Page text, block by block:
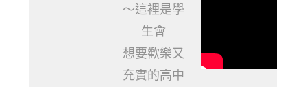
〜這裡是學
生會
想要歡樂又
充實的高中